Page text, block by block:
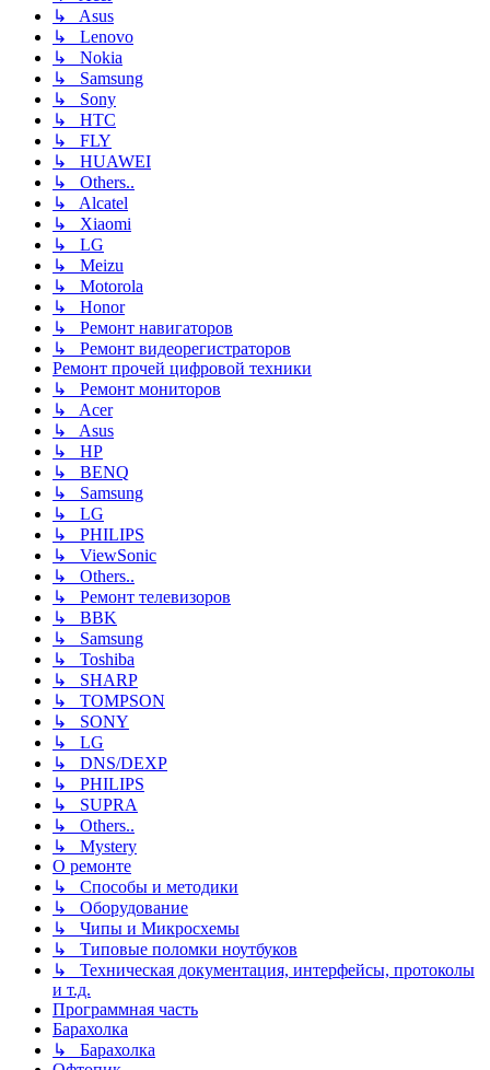
↳ Asus
↳ Lenovo
↳ Nokia
↳ Samsung
↳ Sony
↳ HTC
↳ FLY
↳ HUAWEI
↳ Others..
↳ Alcatel
↳ Xiaomi
↳ LG
↳ Meizu
↳ Motorola
↳ Honor
↳ Ремонт навигаторов
↳ Ремонт видеорегистраторов
Ремонт прочей цифровой техники
↳ Ремонт мониторов
↳ Acer
↳ Asus
↳ HP
↳ BENQ
↳ Samsung
↳ LG
↳ PHILIPS
↳ ViewSonic
↳ Others..
↳ Ремонт телевизоров
↳ BBK
↳ Samsung
↳ Toshiba
↳ SHARP
↳ TOMPSON
↳ SONY
↳ LG
↳ DNS/DEXP
↳ PHILIPS
↳ SUPRA
↳ Others..
↳ Mystery
О ремонте
↳ Способы и методики
↳ Оборудование
↳ Чипы и Микросхемы
↳ Типовые поломки ноутбуков
↳ Техническая документация, интерфейсы, протоколы
и т.д.
Программная часть
Барахолка
↳ Барахолка